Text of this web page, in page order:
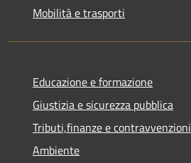
Mobilità e trasporti
Educazione e formazione
Giustizia e sicurezza pubblica
Tributi,finanze e contravvenzioni
Ambiente